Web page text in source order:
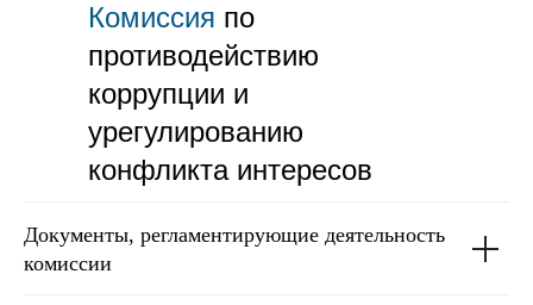
Комиссия по
противодействию
коррупции и
урегулированию
конфликта интересов
Документы, регламентирующие деятельность
комиссии